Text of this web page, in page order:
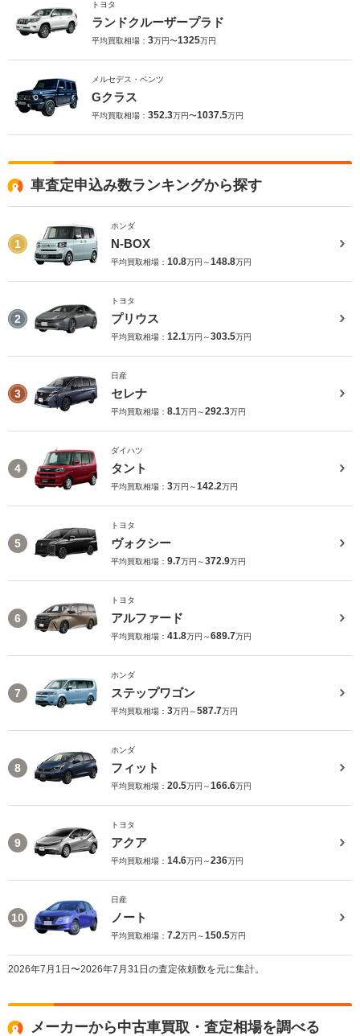
トヨタ
ランドクルーザープラド
平均買取相場： 3万円〜1325万円
メルセデス・ベンツ
Gクラス
平均買取相場： 352.3万円〜1037.5万円
車査定申込み数ランキングから探す
1
ホンダ
N-BOX
平均買取相場： 10.8万円～148.8万円
2
トヨタ
プリウス
平均買取相場： 12.1万円～303.5万円
3
日産
セレナ
平均買取相場： 8.1万円～292.3万円
4
ダイハツ
タント
平均買取相場： 3万円～142.2万円
5
トヨタ
ヴォクシー
平均買取相場： 9.7万円～372.9万円
6
トヨタ
アルファード
平均買取相場： 41.8万円～689.7万円
7
ホンダ
ステップワゴン
平均買取相場： 3万円～587.7万円
8
ホンダ
フィット
平均買取相場： 20.5万円～166.6万円
9
トヨタ
アクア
平均買取相場： 14.6万円～236万円
10
日産
ノート
平均買取相場： 7.2万円～150.5万円
2026年7月1日〜2026年7月31日の査定依頼数を元に集計。
メーカーから中古車買取・査定相場を調べる